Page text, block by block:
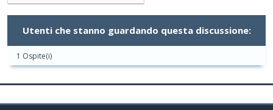
Utenti che stanno guardando questa discussione:
1 Ospite(i)